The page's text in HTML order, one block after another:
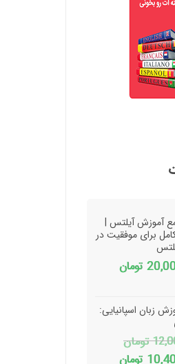
آموزش آیلتس |
برای موفقیت در
تومان
زبان اسپانیایی:
تومان
قیمت